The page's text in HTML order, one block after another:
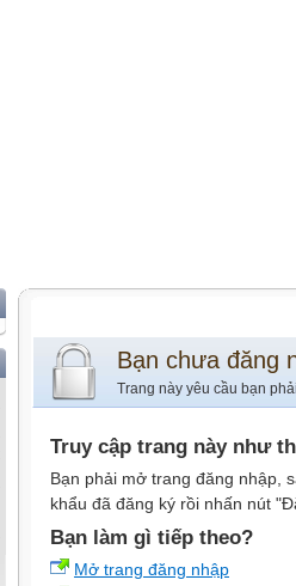
Bạn chưa đăng
Trang này yêu cầu bạn
Truy cập trang này như
Bạn phải mở trang đăng nhập,
khẩu đã đăng ký rồi nhấn nút
Bạn làm gì tiếp theo?
Mở trang đăng nhập